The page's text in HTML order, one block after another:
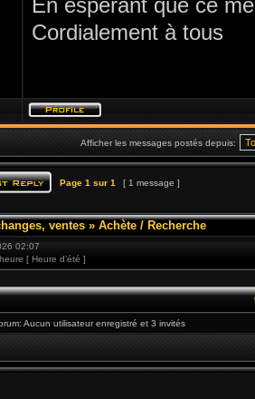
En espérant que ce
Cordialement à tous
Afficher les messages postés depuis:
Page 1 sur 1 [ 1 message ]
ventes » Achète / Recherche
02:07
[ Heure d’été ]
Aucun utilisateur enregistré et 3 invités